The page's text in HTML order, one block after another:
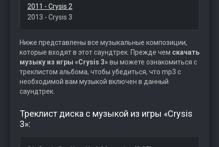
2011 - Crysis 2
2013 - Crysis 3
Ниже представлены все музыкальные композиции,
которые входят в этот саундтрек. Прежде чем скачать
музыку из игры «Crysis 3»вы можете ознакомиться с
треклистом альбома, чтобы убедиться, что mp3 с
необходимой вам музыкой включен в данный
саундтрек.
Треклист диска с музыкой из игры «Crysis
3»: